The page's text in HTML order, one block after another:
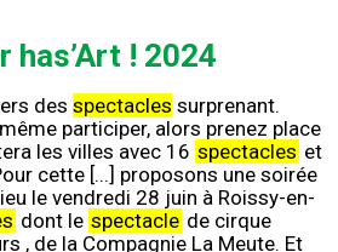
has’Art ! 2024
des spectacles surprenant.
participer, alors prenez place
les villes avec 16 spectacles et
cette [...] proposons une soirée
le vendredi 28 juin à Roissy-en-
dont le spectacle de cirque
, de la Compagnie La Meute. Et